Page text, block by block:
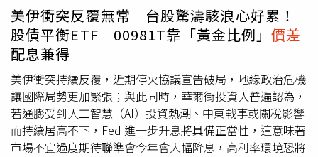
5% 之間，而 00981T 當時的跌幅則相對較小，顯示出該配
置策略在市場波動劇烈時的抗震特性。但專家也提醒，雖然
股債混搭策略能提供一定的風險分散效果，但 ETF 的績效
仍會受到整體市場行情、債券價格波動及匯率變動等因素影
響。投資人在追求高配息率的同時，應深入了解各項產品的
投資標的及其潛在風險。由於美國聯準會未來是否降息仍存
在不確定性，且債券與股票市場各有其波動邏輯，投資人應
評估自身的風險承受能力，並建議採取長期投資的視角，不
宜僅以單一時間點的績效表現作為投資決策的唯一依據。※
美伊衝突反覆無常 台股驚濤駭浪心好累！
股債平衡ETF 00981T靠「黃金比例」價差
配息兼得
美伊衝突持續反覆，近期停火協議宣告破局，地緣政治危機
讓國際局勢更加緊張；與此同時，華爾街投資人普遍認為，
若通膨受到人工智慧（AI）投資熱潮、中東戰事或關稅影響
而持續居高不下，Fed 進一步升息將具備正當性，這意味著
市場不宜過度期待聯準會今年會大幅降息，高利率環境恐將